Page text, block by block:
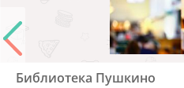
Библиотека Пушкино